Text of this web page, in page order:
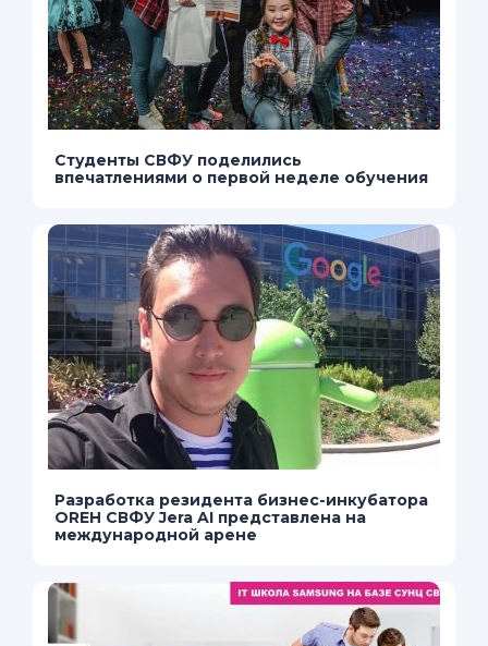
Студенты СВФУ поделились
впечатлениями о первой неделе обучения
Разработка резидента бизнес-инкубатора
OREH СВФУ Jera AI представлена на
международной арене